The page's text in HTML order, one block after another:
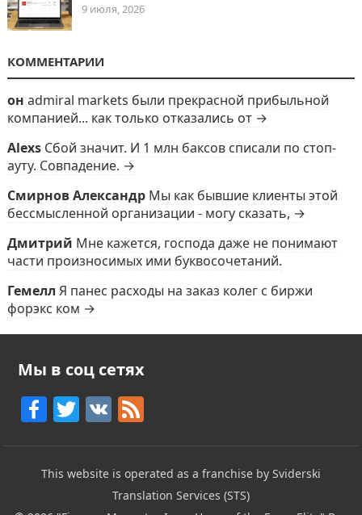
9 июля, 2026
КОММЕНТАРИИ
он admiral markets были прекрасной прибыльной
компанией... как только отказались от →
Alexs Сбой значит. И 1 млн баксов списали по стоп-
ауту. Совпадение. →
Смирнов Александр Мы как бывшие клиенты этой
бессмысленной организации - могу сказать, →
Дмитрий Мне кажется, господа даже не понимают
части произносимых ими буквосочетаний.
Гемелл Я панес расходы на заказ колег с биржи
форэкс ком →
Мы в соц сетях
F
c
e
T
itt
er
V F
e
d
This website is operated as a franchise by Sviderski
Translation Services (STS)